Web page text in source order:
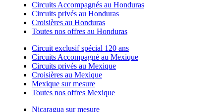
Circuits Accompagnés au Honduras
Circuits privés au Honduras
Croisières au Honduras
Toutes nos offres au Honduras
Circuit exclusif spécial 120 ans
Circuits Accompagné au Mexique
Circuits privés au Mexique
Croisières au Mexique
Mexique sur mesure
Toutes nos offres Mexique
Nicaragua sur mesure